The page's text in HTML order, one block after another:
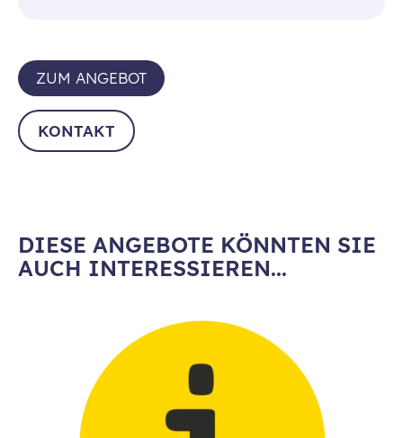
ZUM ANGEBOT
KONTAKT
DIESE ANGEBOTE KÖNNTEN SIE
AUCH INTERESSIEREN...